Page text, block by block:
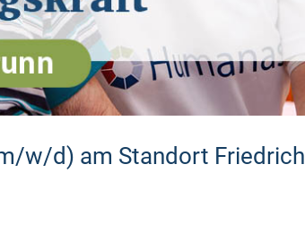
w/d) am Standort